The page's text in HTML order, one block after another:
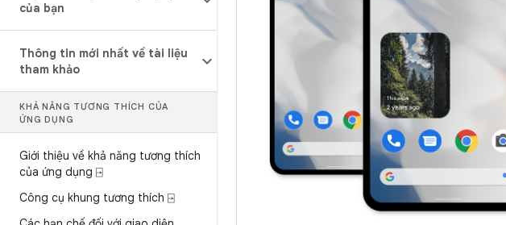
của bạn
Thông tin mới nhất về tài liệu
tham khảo
KHẢ NĂNG TƯƠNG THÍCH CỦA
ỨNG DỤNG
Giới thiệu về khả năng tương thích
của ứng dụng ⍈
Công cụ khung tương thích ⍈